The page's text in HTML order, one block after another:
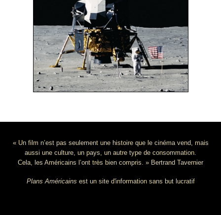
« Un film n’est pas seulement une histoire que le cinéma vend, mais
aussi une culture, un pays, un autre type de consommation.
Cela, les Américains l’ont très bien compris. » Bertrand Tavernier
Plans Américains est un site d'information sans but lucratif